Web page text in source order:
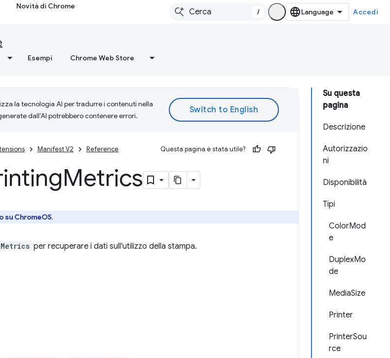
Novità di Chrome
/ Accedi
Esempi Chrome Web Store
Su questa
pagina
Descrizione
Autorizzazio
ni
Disponibilità
Tipi
ColorMod
e
DuplexMo
de
MediaSize
Printer
PrinterSou
rce
la tecnologia AI per tradurre i contenuti nella
dall'AI potrebbero contenere errori.
Manifest V2 Reference Questa pagina è stata utile?
Metrics
su ChromeOS.
per recuperare i dati sull'utilizzo della stampa.